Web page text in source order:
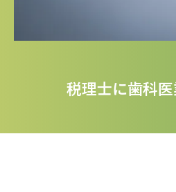
税理士に歯科